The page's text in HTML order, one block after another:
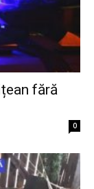
fără
0